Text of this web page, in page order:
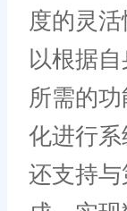
度的灵
以根据
所需的
化进行
还支持